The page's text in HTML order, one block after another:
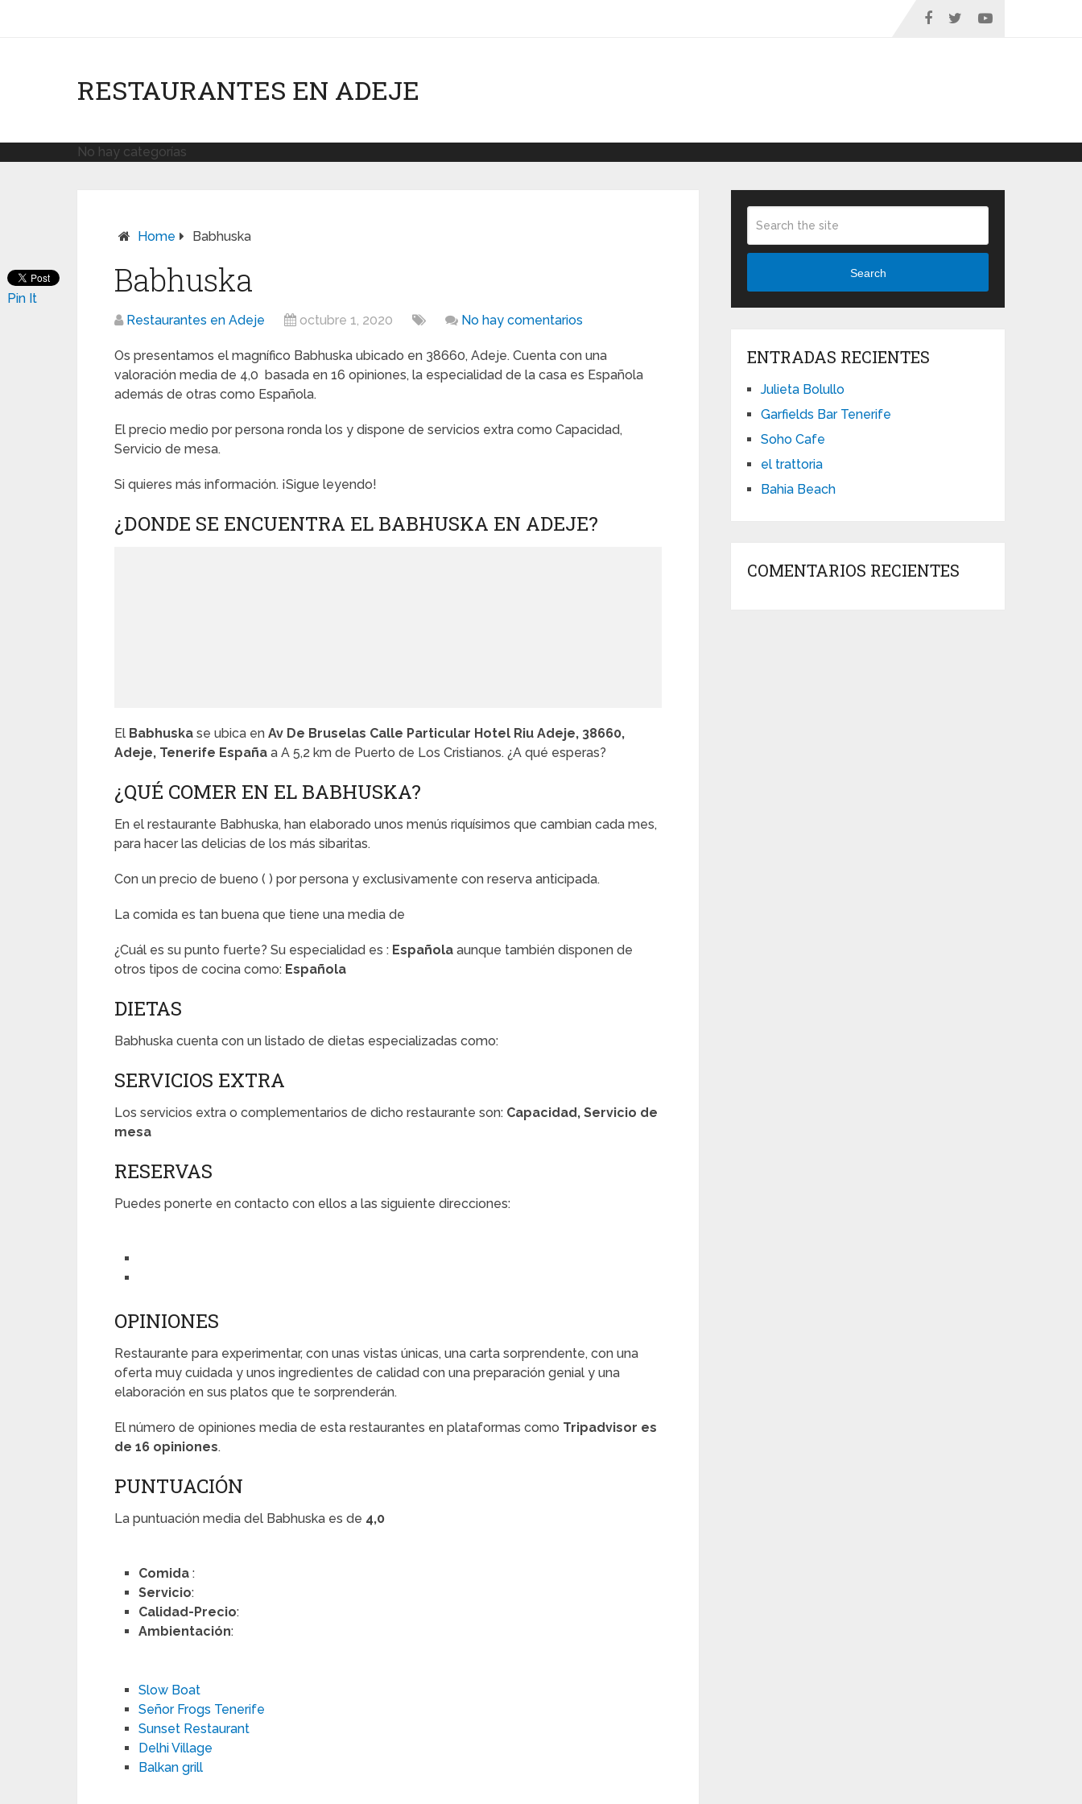
RESTAURANTES EN ADEJE
No hay categorías
Home Babhuska
Babhuska
Restaurantes en Adeje octubre 1, 2020 No hay comentarios
Os presentamos el magnífico Babhuska ubicado en 38660, Adeje. Cuenta con una
valoración media de 4,0 basada en 16 opiniones, la especialidad de la casa es Española
además de otras como Española.
El precio medio por persona ronda los y dispone de servicios extra como Capacidad,
Servicio de mesa.
Si quieres más información. ¡Sigue leyendo!
¿DONDE SE ENCUENTRA EL BABHUSKA EN ADEJE?
El Babhuska se ubica en Av De Bruselas Calle Particular Hotel Riu Adeje, 38660,
Adeje, Tenerife España a A 5,2 km de Puerto de Los Cristianos. ¿A qué esperas?
¿QUÉ COMER EN EL BABHUSKA?
En el restaurante Babhuska, han elaborado unos menús riquísimos que cambian cada mes,
para hacer las delicias de los más sibaritas.
Con un precio de bueno ( ) por persona y exclusivamente con reserva anticipada.
La comida es tan buena que tiene una media de
¿Cuál es su punto fuerte? Su especialidad es : Española aunque también disponen de
otros tipos de cocina como: Española
DIETAS
Babhuska cuenta con un listado de dietas especializadas como:
SERVICIOS EXTRA
Los servicios extra o complementarios de dicho restaurante son: Capacidad, Servicio de
mesa
RESERVAS
Puedes ponerte en contacto con ellos a las siguiente direcciones:
OPINIONES
Restaurante para experimentar, con unas vistas únicas, una carta sorprendente, con una
oferta muy cuidada y unos ingredientes de calidad con una preparación genial y una
elaboración en sus platos que te sorprenderán.
El número de opiniones media de esta restaurantes en plataformas como Tripadvisor es
de 16 opiniones.
PUNTUACIÓN
La puntuación media del Babhuska es de 4,0
Comida :
Servicio:
Calidad-Precio:
Ambientación:
Slow Boat
Señor Frogs Tenerife
Sunset Restaurant
Delhi Village
Balkan grill
Pin It
Search
ENTRADAS RECIENTES
Julieta Bolullo
Garfields Bar Tenerife
Soho Cafe
el trattoria
Bahia Beach
COMENTARIOS RECIENTES